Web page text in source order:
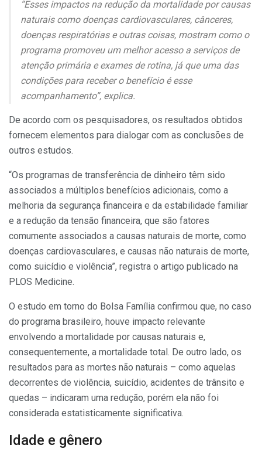
“Esses impactos na redução da mortalidade por causas
naturais como doenças cardiovasculares, cânceres,
doenças respiratórias e outras coisas, mostram como o
programa promoveu um melhor acesso a serviços de
atenção primária e exames de rotina, já que uma das
condições para receber o benefício é esse
acompanhamento”, explica.
De acordo com os pesquisadores, os resultados obtidos
fornecem elementos para dialogar com as conclusões de
outros estudos.
“Os programas de transferência de dinheiro têm sido
associados a múltiplos benefícios adicionais, como a
melhoria da segurança financeira e da estabilidade familiar
e a redução da tensão financeira, que são fatores
comumente associados a causas naturais de morte, como
doenças cardiovasculares, e causas não naturais de morte,
como suicídio e violência”, registra o artigo publicado na
PLOS Medicine.
O estudo em torno do Bolsa Família confirmou que, no caso
do programa brasileiro, houve impacto relevante
envolvendo a mortalidade por causas naturais e,
consequentemente, a mortalidade total. De outro lado, os
resultados para as mortes não naturais – como aquelas
decorrentes de violência, suicídio, acidentes de trânsito e
quedas – indicaram uma redução, porém ela não foi
considerada estatisticamente significativa.
Idade e gênero